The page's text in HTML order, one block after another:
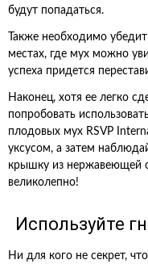
будут попадаться.
Также необходимо
местах, где мух можно
успеха придется
Наконец, хотя ее легко
попробовать
плодовых мух RSVP
уксусом, а затем
крышку из нержавеющей
великолепно!
Используйте
Ни для кого не секрет,